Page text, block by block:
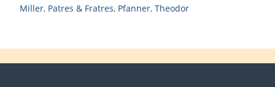
Miller, Patres & Fratres, Pfanner, Theodor